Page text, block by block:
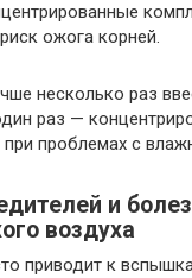
ожога корней.
несколько раз
раз —
проблемах с
и
воздуха
приводит к